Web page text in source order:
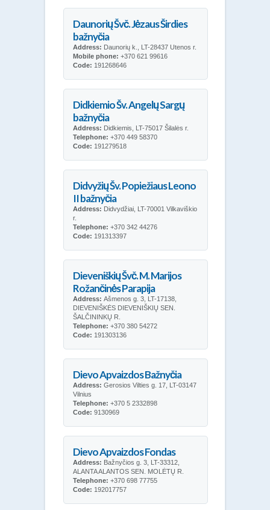
Daunorių Švč. Jėzaus Širdies
bažnyčia
Address: Daunorių k., LT-28437 Utenos r.
Mobile phone: +370 621 99616
Code: 191268646
Didkiemio Šv. Angelų Sargų
bažnyčia
Address: Didkiemis, LT-75017 Šilalės r.
Telephone: +370 449 58370
Code: 191279518
Didvyžių Šv. Popiežiaus Leono
II bažnyčia
Address: Didvydžiai, LT-70001 Vilkaviškio
r.
Telephone: +370 342 44276
Code: 191313397
Dieveniškių Švč. M. Marijos
Rožančinės Parapija
Address: Ašmenos g. 3, LT-17138,
DIEVENIŠKĖS DIEVENIŠKIŲ SEN.
ŠALČININKŲ R.
Telephone: +370 380 54272
Code: 191303136
Dievo Apvaizdos Bažnyčia
Address: Gerosios Vilties g. 17, LT-03147
Vilnius
Telephone: +370 5 2332898
Code: 9130969
Dievo Apvaizdos Fondas
Address: Bažnyčios g. 3, LT-33312,
ALANTA ALANTOS SEN. MOLĖTŲ R.
Telephone: +370 698 77755
Code: 192017757